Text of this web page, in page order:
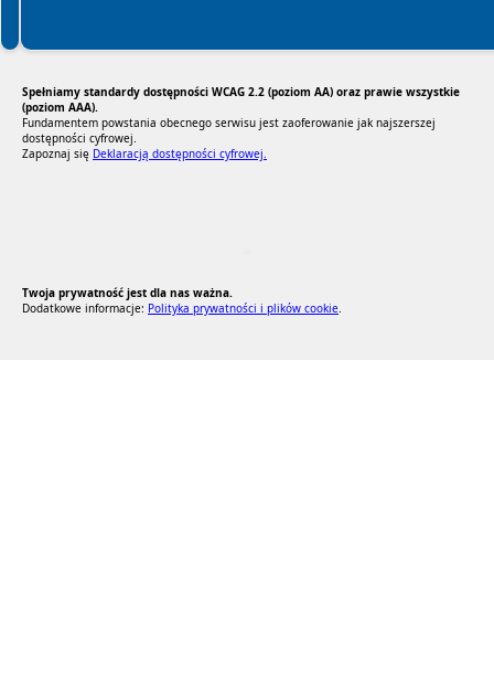
Spełniamy standardy dostępności WCAG 2.2 (poziom AA) oraz prawie wszystkie
(poziom AAA).
Fundamentem powstania obecnego serwisu jest zaoferowanie jak najszerszej
dostępności cyfrowej.
Zapoznaj się Deklaracją dostępności cyfrowej.
Twoja prywatność jest dla nas ważna.
Dodatkowe informacje: Polityka prywatności i plików cookie.